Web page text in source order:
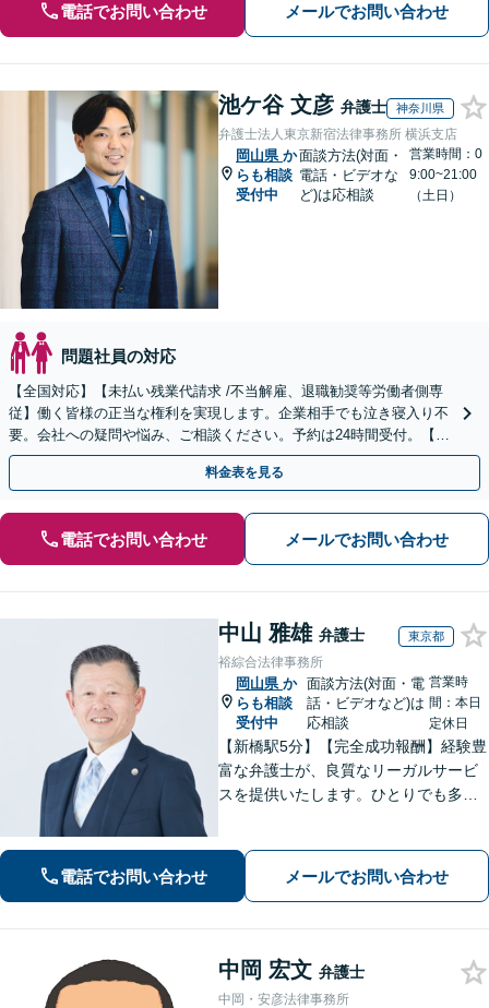
電話でお問い合わせ メールでお問い合わせ
池ケ谷 文彦 弁護士 神奈川県
弁護士法人東京新宿法律事務所 横浜支店
岡山県 か
らも相談
受付中
面談方法(対面・
電話・ビデオな
ど)は応相談
営業時間：0
9:00~21:00
（土日）
問題社員の対応
【全国対応】【未払い残業代請求 /不当解雇、退職勧奨等労働者側専
従】働く皆様の正当な権利を実現します。企業相手でも泣き寝入り不
要。会社への疑問や悩み、ご相談ください。予約は24時間受付。【初
回面談無料】【夜間・休日対応可】
料金表を見る
電話でお問い合わせ メールでお問い合わせ
中山 雅雄 弁護士 東京都
裕綜合法律事務所
岡山県 か
らも相談
受付中
面談方法(対面・電
話・ビデオなど)は
応相談
営業時
間：本日
定休日
【新橋駅5分】【完全成功報酬】経験豊
富な弁護士が、良質なリーガルサービ
スを提供いたします。ひとりでも多く
す。お困りの際は、ぜひご相談くださ
い。【弁護士歴20年以上】
電話でお問い合わせ メールでお問い合わせ
中岡 宏文 弁護士
中岡・安彦法律事務所